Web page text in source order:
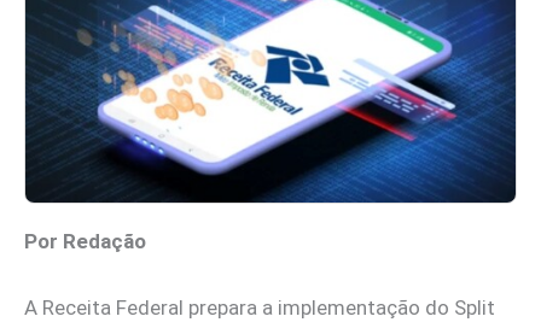
Por Redação
A Receita Federal prepara a implementação do Split